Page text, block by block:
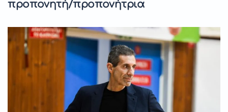
προπονητή/προπονήτρια